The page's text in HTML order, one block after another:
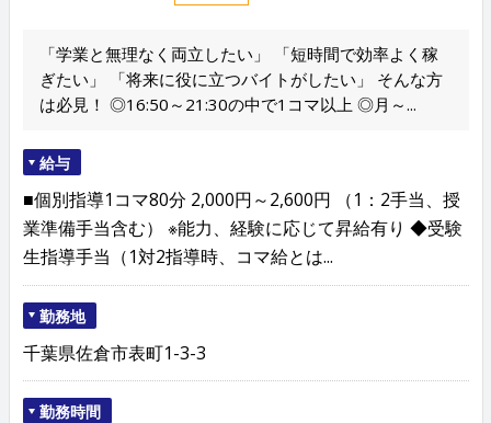
「学業と無理なく両立したい」 「短時間で効率よく稼
ぎたい」 「将来に役に立つバイトがしたい」 そんな方
は必見！ ◎16:50～21:30の中で1コマ以上 ◎月～...
給与
■個別指導1コマ80分 2,000円～2,600円 （1：2手当、授
業準備手当含む） ※能力、経験に応じて昇給有り ◆受験
生指導手当（1対2指導時、コマ給とは...
勤務地
千葉県佐倉市表町1-3-3
勤務時間